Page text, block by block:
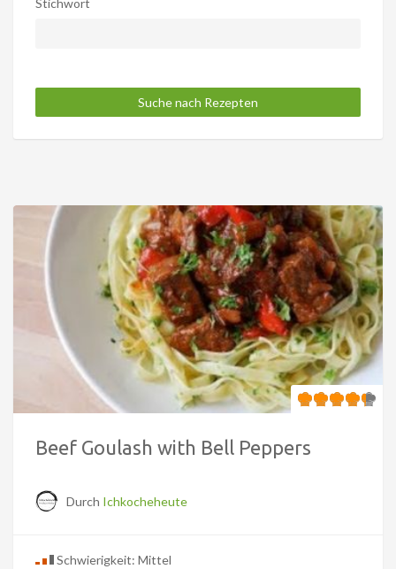
Stichwort
Suche nach Rezepten
Beef Goulash with Bell Peppers
Durch Ichkocheheute
Schwierigkeit: Mittel